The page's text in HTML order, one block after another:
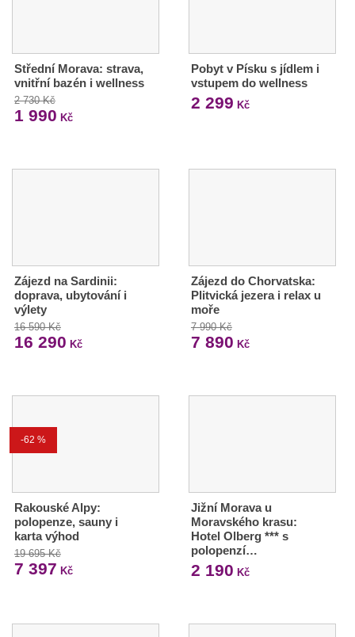
Střední Morava: strava,
vnitřní bazén i wellness
2 730 Kč
1 990 Kč
Pobyt v Písku s jídlem i
vstupem do wellness
2 299 Kč
Zájezd na Sardinii:
doprava, ubytování i
výlety
16 590 Kč
16 290 Kč
Zájezd do Chorvatska:
Plitvická jezera i relax u
moře
7 990 Kč
7 890 Kč
-62 %
Rakouské Alpy:
polopenze, sauny i
karta výhod
19 695 Kč
7 397 Kč
Jižní Morava u
Moravského krasu:
Hotel Olberg *** s
polopenzí…
2 190 Kč